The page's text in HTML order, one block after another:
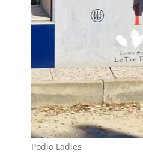
Podio Ladies